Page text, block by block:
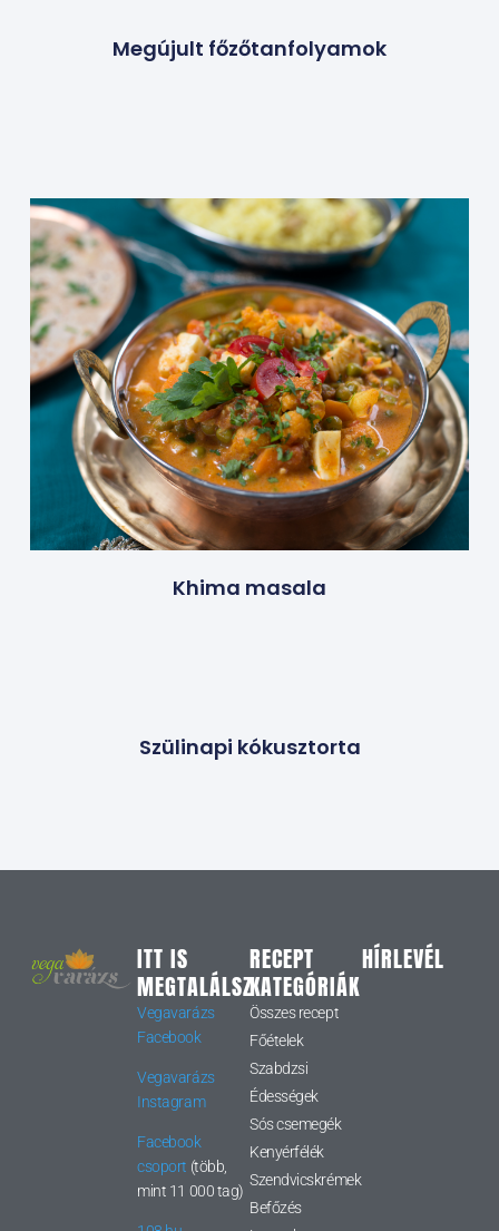
Megújult főzőtanfolyamok
Khima masala
Szülinapi kókusztorta
ITT IS
MEGTALÁLSZ
Vegavarázs
Facebook
Vegavarázs
Instagram
Facebook
csoport (több,
mint 11 000 tag)
RECEPT
KATEGÓRIÁK
Összes recept
Főételek
Szabdzsi
Édességek
Sós csemegék
Kenyérfélék
Szendvicskrémek
Befőzés
HÍRLEVÉL